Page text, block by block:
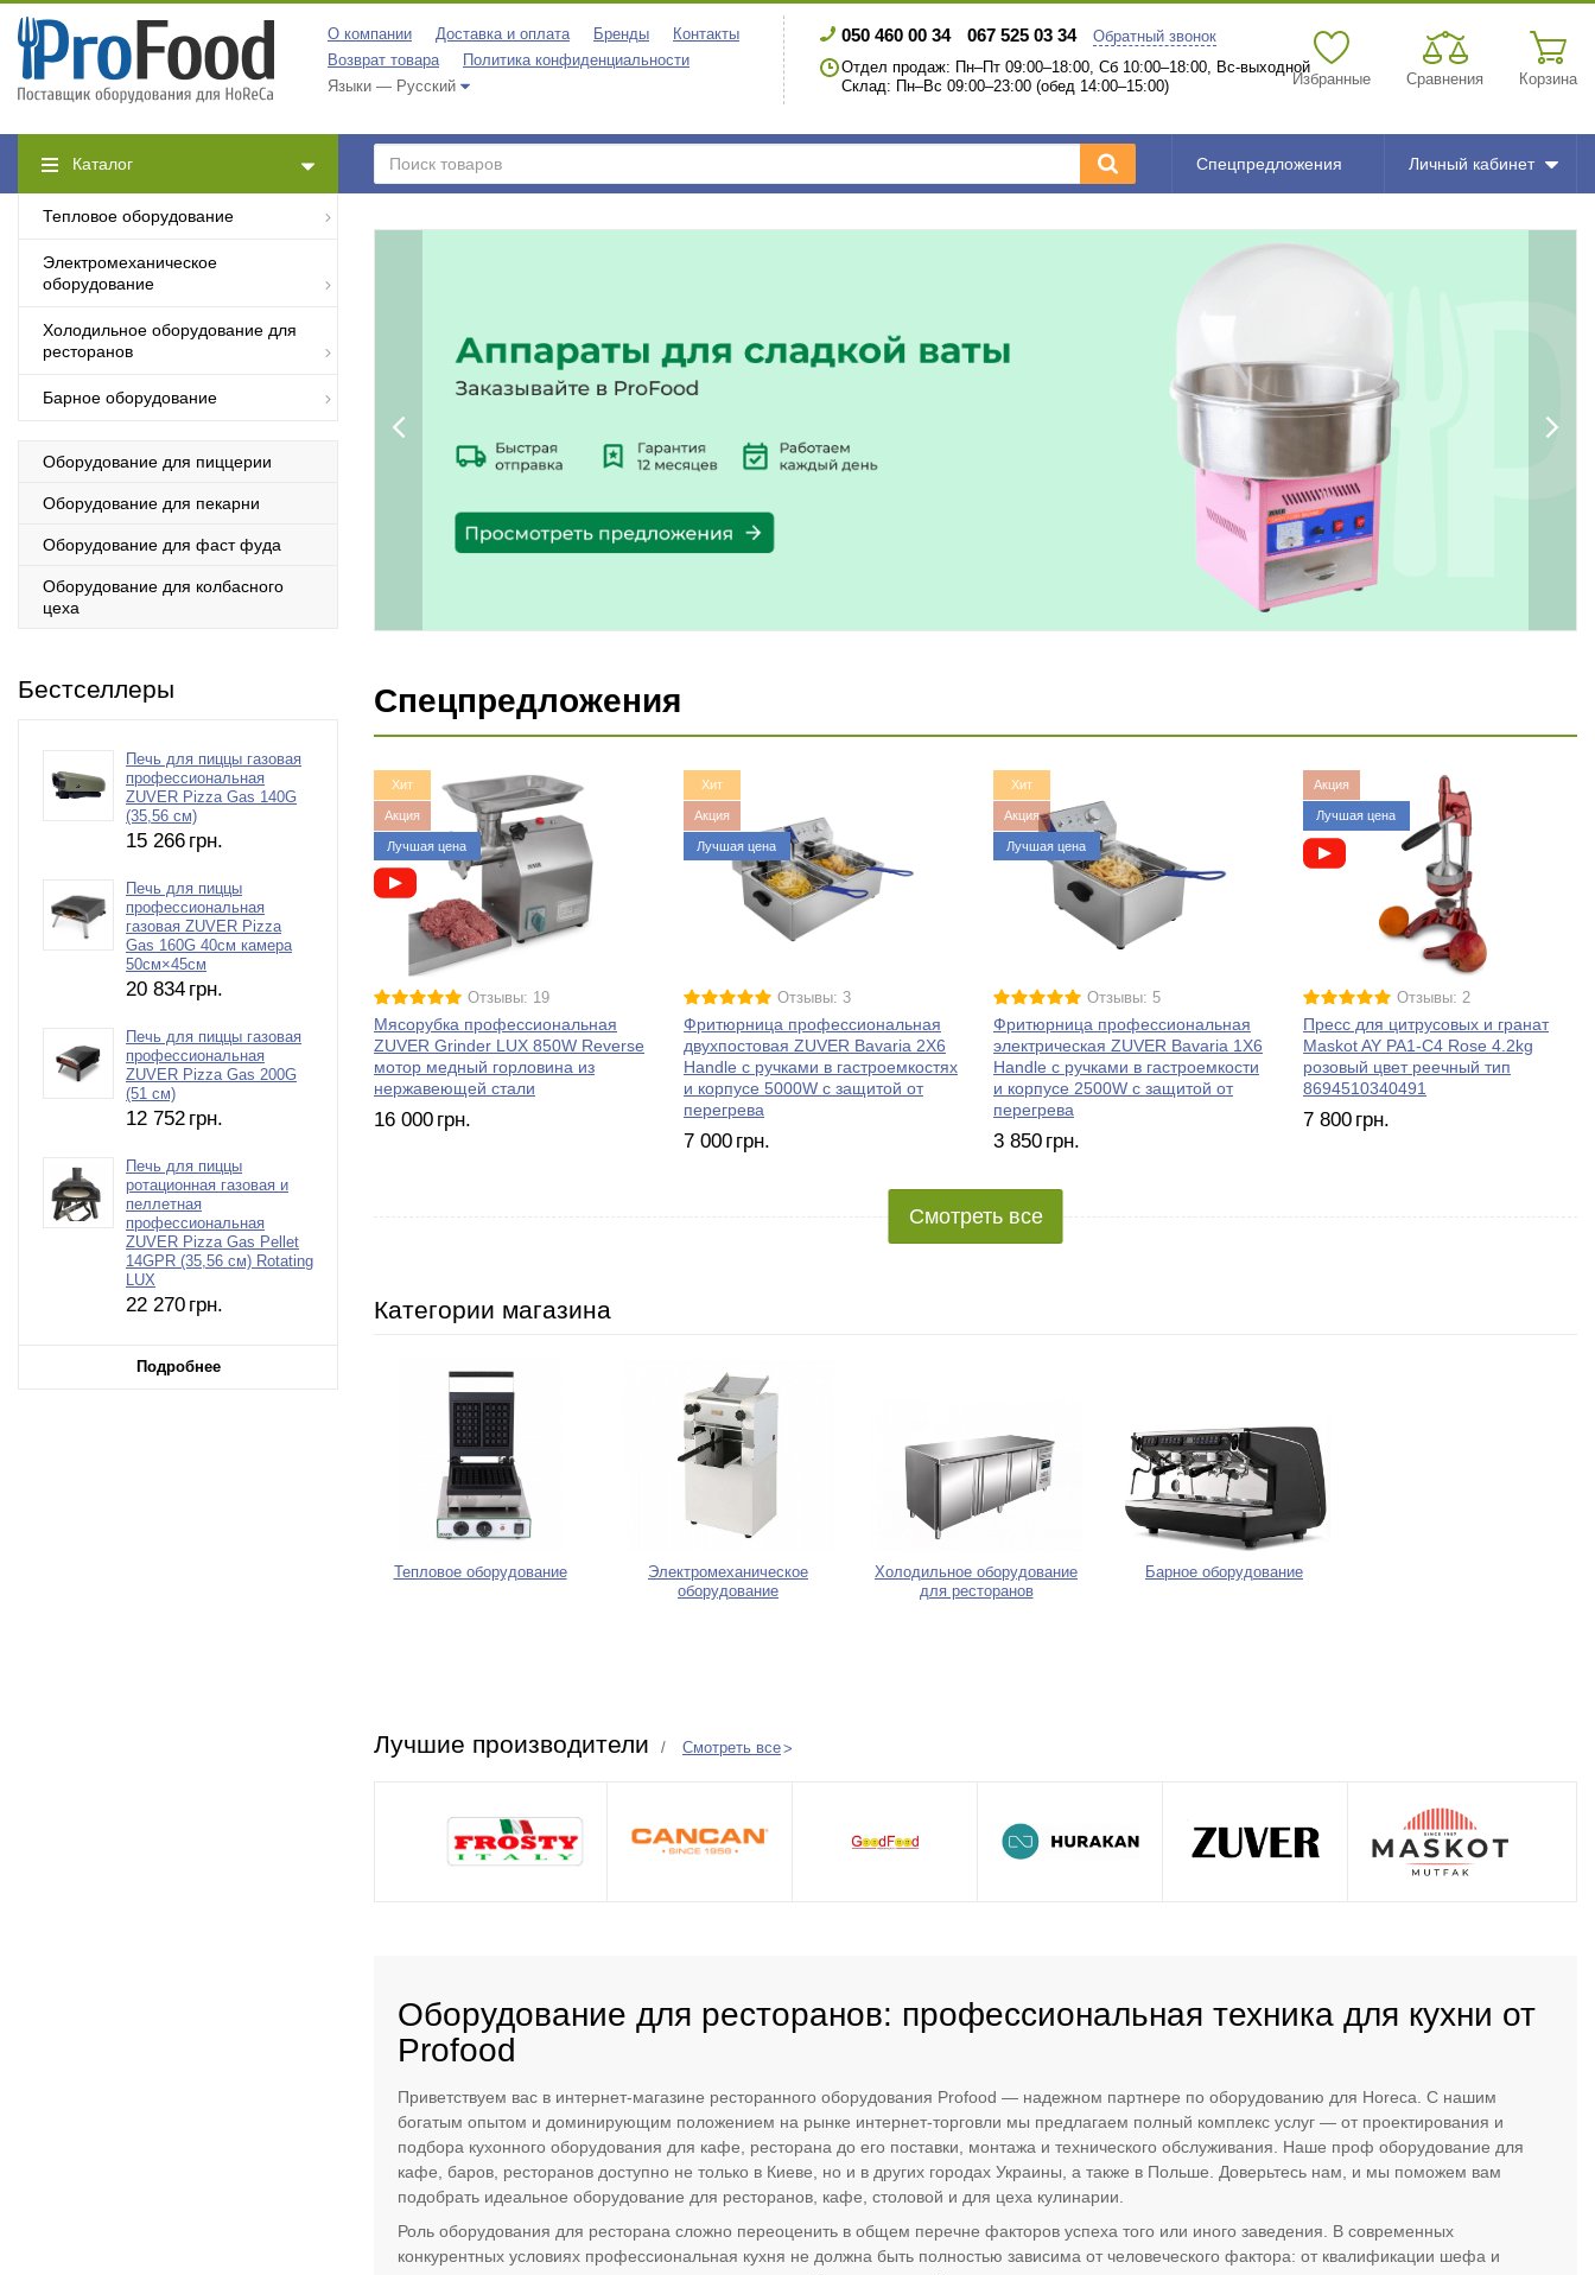
О компании Доставка и оплата Бренды
Контакты
Возврат товара
Политика конфиденциальности
Языки — Русский
050 460 00 34 067 525 03 34
Обратный звонок
Отдел продаж: Пн–Пт 09:00–18:00, Сб 10:00–18:00, Вс-выходной
Склад: Пн–Вс 09:00–23:00 (обед 14:00–15:00)
Избранные Сравнения Корзина
Каталог Спецпредложения Личный кабинет
Тепловое оборудование
Электромеханическое
оборудование
Холодильное оборудование для
ресторанов
Барное оборудование
Оборудование для пиццерии
Оборудование для пекарни
Оборудование для фаст фуда
Оборудование для колбасного
цеха
Бестселлеры
Печь для пиццы газовая
профессиональная
ZUVER Pizza Gas 140G
(35,56 см)
15 266 грн.
Печь для пиццы
профессиональная
газовая ZUVER Pizza
Gas 160G 40см камера
50см×45см
20 834 грн.
Печь для пиццы газовая
профессиональная
ZUVER Pizza Gas 200G
(51 см)
12 752 грн.
Печь для пиццы
ротационная газовая и
пеллетная
профессиональная
ZUVER Pizza Gas Pellet
14GPR (35,56 см) Rotating
LUX
22 270 грн.
Подробнее
Спецпредложения
Хит
Акция
Лучшая цена
Отзывы: 19
Мясорубка профессиональная
ZUVER Grinder LUX 850W Reverse
мотор медный горловина из
нержавеющей стали
16 000 грн.
Хит
Акция
Лучшая цена
Отзывы: 3
Фритюрница профессиональная
двухпостовая ZUVER Bavaria 2X6
Handle с ручками в гастроемкостях
и корпусе 5000W с защитой от
перегрева
7 000 грн.
Хит
Акция
Лучшая цена
Отзывы: 5
Фритюрница профессиональная
электрическая ZUVER Bavaria 1X6
Handle с ручками в гастроемкости
и корпусе 2500W с защитой от
перегрева
3 850 грн.
Акция
Лучшая цена
Отзывы: 2
Пресс для цитрусовых и гранат
Maskot AY PA1-C4 Rose 4.2kg
розовый цвет реечный тип
8694510340491
7 800 грн.
Смотреть все
Категории магазина
Тепловое оборудование
Электромеханическое
оборудование
Холодильное оборудование
для ресторанов
Барное оборудование
Лучшие производители Смотреть все
Оборудование для ресторанов: профессиональная техника для кухни от
Profood
Приветствуем вас в интернет-магазине ресторанного оборудования Profood — надежном партнере по оборудованию для Horeca. С нашим
богатым опытом и доминирующим положением на рынке интернет-торговли мы предлагаем полный комплекс услуг — от проектирования и
подбора кухонного оборудования для кафе, ресторана до его поставки, монтажа и технического обслуживания. Наше проф оборудование для
кафе, баров, ресторанов доступно не только в Киеве, но и в других городах Украины, а также в Польше. Доверьтесь нам, и мы поможем вам
подобрать идеальное оборудование для ресторанов, кафе, столовой и для цеха кулинарии.
Роль оборудования для ресторана сложно переоценить в общем перечне факторов успеха того или иного заведения. В современных
конкурентных условиях профессиональная кухня не должна быть полностью зависима от человеческого фактора: от квалификации шефа и